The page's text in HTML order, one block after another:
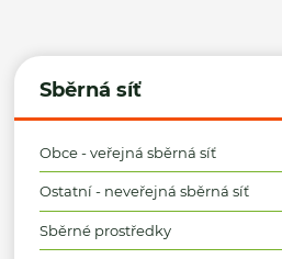
Sběrná síť
Obce - veřejná sběrná síť
Ostatní - neveřejná sběrná síť
Sběrné prostředky